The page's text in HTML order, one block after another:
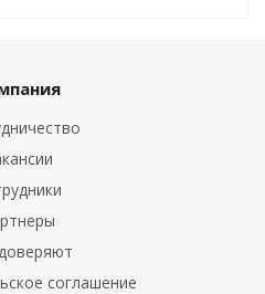
соглашение